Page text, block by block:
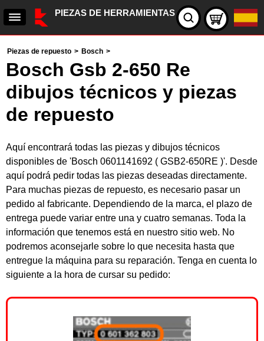
PIEZAS DE HERRAMIENTAS
Piezas de repuesto > Bosch >
Bosch Gsb 2-650 Re
dibujos técnicos y piezas
de repuesto
Aquí encontrará todas las piezas y dibujos técnicos
disponibles de 'Bosch 0601141692 ( GSB2-650RE )'. Desde
aquí podrá pedir todas las piezas deseadas directamente.
Para muchas piezas de repuesto, es necesario pasar un
pedido al fabricante. Dependiendo de la marca, el plazo de
entrega puede variar entre una y cuatro semanas. Toda la
información que tenemos está en nuestro sitio web. No
podremos aconsejarle sobre lo que necesita hasta que
entregue la máquina para su reparación. Tenga en cuenta lo
siguiente a la hora de cursar su pedido: